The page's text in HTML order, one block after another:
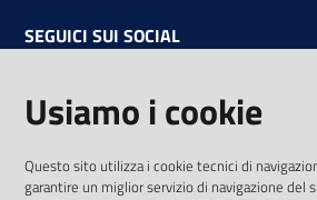
SEGUICI SUI SOCIAL
Ricevi tutti gli aggiornamenti su
Usiamo i cookie
Questo sito utilizza i cookie tecnici di
garantire un miglior servizio di navigazione del